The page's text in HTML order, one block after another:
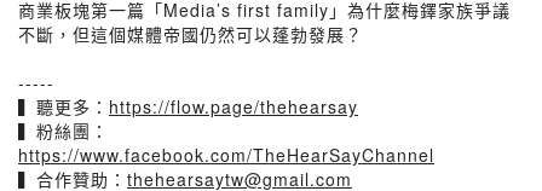
商業板塊第一篇「Media’s first family」為什麼梅鐸家族爭議
不斷，但這個媒體帝國仍然可以蓬勃發展？
-----
▍聽更多： https://flow.page/thehearsay
▍粉絲團：
https://www.facebook.com/TheHearSayChannel
▍合作贊助： thehearsaytw@gmail.com